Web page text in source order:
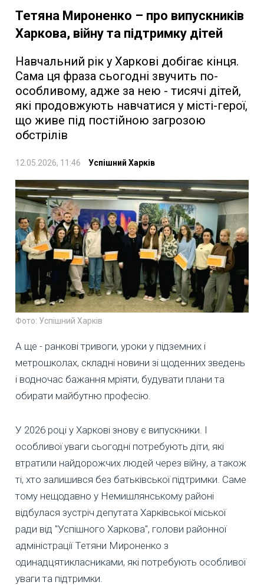
Тетяна Мироненко – про випускників
Харкова, війну та підтримку дітей
Навчальний рік у Харкові добігає кінця.
Сама ця фраза сьогодні звучить по-
особливому, адже за нею - тисячі дітей,
які продовжують навчатися у місті-герої,
що живе під постійною загрозою
обстрілів
12.05.2026, 11:46 Успішний Харків
Фото: Успішний Харків
А ще - ранкові тривоги, уроки у підземних і
метрошколах, складні новини зі щоденних зведень
і водночас бажання мріяти, будувати плани та
обирати майбутню професію.
У 2026 році у Харкові знову є випускники. І
особливої уваги сьогодні потребують діти, які
втратили найдорожчих людей через війну, а також
ті, хто залишився без батьківської підтримки. Саме
тому нещодавно у Немишлянському районі
відбулася зустріч депутата Харківської міської
ради від "Успішного Харкова", голови районної
адміністрації Тетяни Мироненко з
одинадцятикласниками, які потребують особливої
уваги та підтримки.